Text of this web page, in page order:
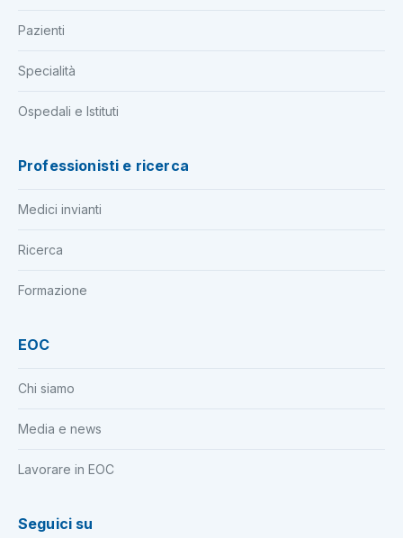
Pazienti
Specialità
Ospedali e Istituti
Professionisti e ricerca
Medici invianti
Ricerca
Formazione
EOC
Chi siamo
Media e news
Lavorare in EOC
Seguici su